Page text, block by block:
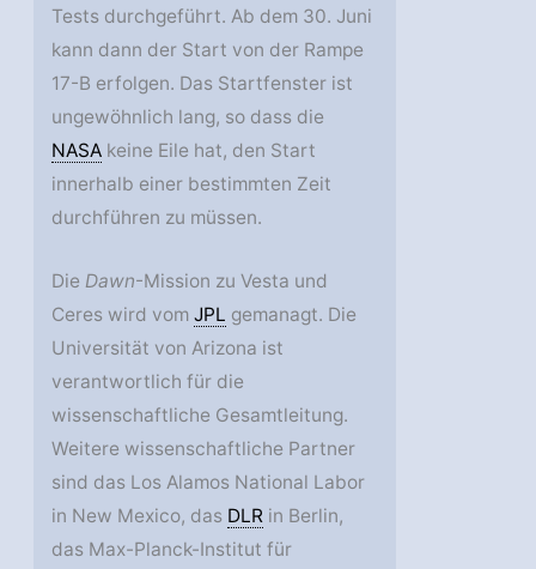
Tests durchgeführt. Ab dem 30. Juni
kann dann der Start von der Rampe
17-B erfolgen. Das Startfenster ist
ungewöhnlich lang, so dass die
NASA keine Eile hat, den Start
innerhalb einer bestimmten Zeit
durchführen zu müssen.
Die Dawn-Mission zu Vesta und
Ceres wird vomJPL gemanagt. Die
Universität von Arizona ist
verantwortlich für die
wissenschaftliche Gesamtleitung.
Weitere wissenschaftliche Partner
sind das Los Alamos National Labor
in New Mexico, das DLR in Berlin,
das Max-Planck-Institut für